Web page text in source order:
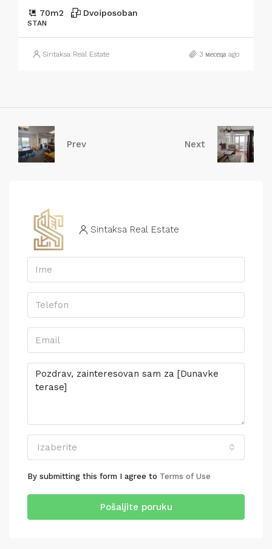
70m2 Dvoiposoban
STAN
Sintaksa Real Estate 3 месеца ago
Prev Next
Sintaksa Real Estate
Izaberite
By submitting this form I agree to Terms of Use
Pošaljite poruku